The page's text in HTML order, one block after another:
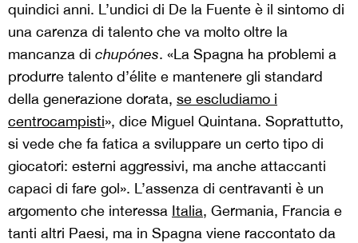
quindici anni. L’undici di De la Fuente è il sintomo di
una carenza di talento che va molto oltre la
mancanza di chupónes. «La Spagna ha problemi a
produrre talento d’élite e mantenere gli standard
della generazione dorata, se escludiamo i
centrocampisti», dice Miguel Quintana. Soprattutto,
si vede che fa fatica a sviluppare un certo tipo di
giocatori: esterni aggressivi, ma anche attaccanti
capaci di fare gol». L’assenza di centravanti è un
argomento che interessa Italia, Germania, Francia e
tanti altri Paesi, ma in Spagna viene raccontato da